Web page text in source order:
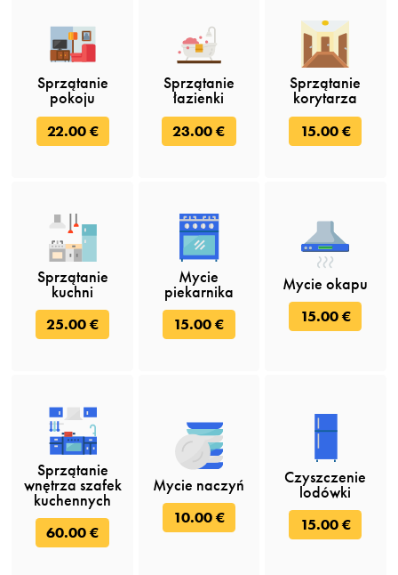
Sprzątanie
pokoju
22.00 €
Sprzątanie
łazienki
23.00 €
Sprzątanie
korytarza
15.00 €
Sprzątanie
kuchni
25.00 €
Mycie
piekarnika
15.00 €
Mycie okapu
15.00 €
Sprzątanie
wnętrza szafek
kuchennych
60.00 €
Mycie naczyń
10.00 €
Czyszczenie
lodówki
15.00 €